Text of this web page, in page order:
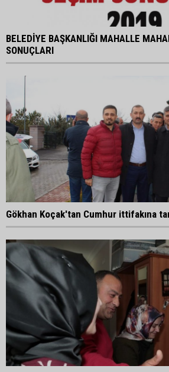
BELEDİYE BAŞKANLIĞI MAHALLE
SONUÇLARI
Gökhan Koçak'tan Cumhur ittifakına